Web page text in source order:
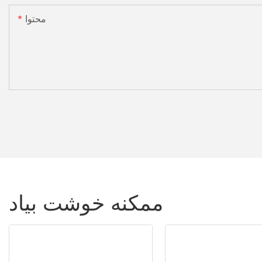
محتوا
ممکنه خوشت بیاد